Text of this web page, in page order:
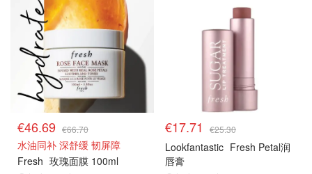
€46.69 €66.70
水油同补 深舒缓 韧屏障
Fresh 玫瑰面膜 100ml
€17.71 €25.30
Lookfantastic Fresh Petal润
唇膏